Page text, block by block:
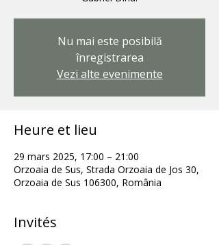
Nu mai este posibilă
înregistrarea
Vezi alte evenimente
Heure et lieu
29 mars 2025, 17:00 – 21:00
Orzoaia de Sus, Strada Orzoaia de Jos 30,
Orzoaia de Sus 106300, România
Invités